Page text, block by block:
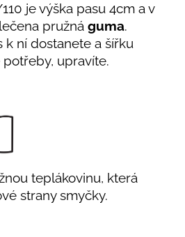
je výška pasu 4cm a v
pružná guma.
k ní dostanete a šířku
upravíte.
teplákovinu, která
strany smyčky.